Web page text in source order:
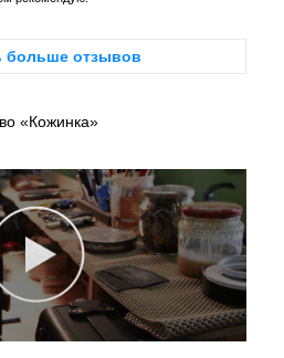
больше отзывов
«Кожинка»